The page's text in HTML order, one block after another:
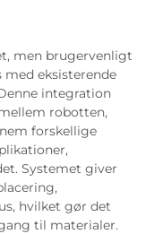
men brugervenligt
eksisterende
integration
robotten,
forskellige
Systemet giver
hvilket gør det
til materialer.